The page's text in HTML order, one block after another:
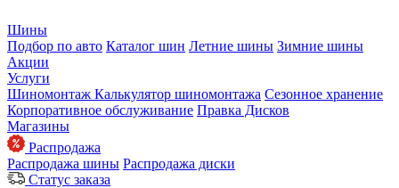
Шины
Подбор по авто Каталог шин Летние шины Зимние шины
Акции
Услуги
Шиномонтаж Калькулятор шиномонтажа Сезонное хранение
Корпоративное обслуживание Правка Дисков
Магазины
Распродажа
Распродажа шины Распродажа диски
Статус заказа